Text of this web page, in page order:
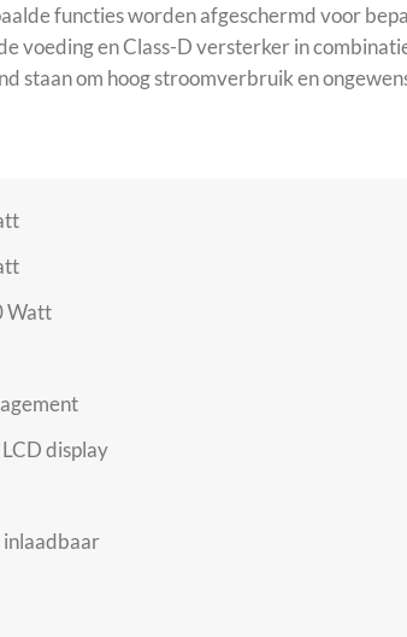
functies worden afgeschermd voor
voeding en Class-D versterker in
staan om hoog stroomverbruik en
Watt
display